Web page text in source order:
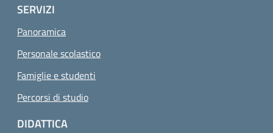
SERVIZI
Panoramica
Personale scolastico
Famiglie e studenti
Percorsi di studio
DIDATTICA